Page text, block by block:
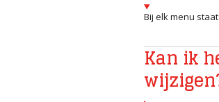
Bij elk menu
Kan ik